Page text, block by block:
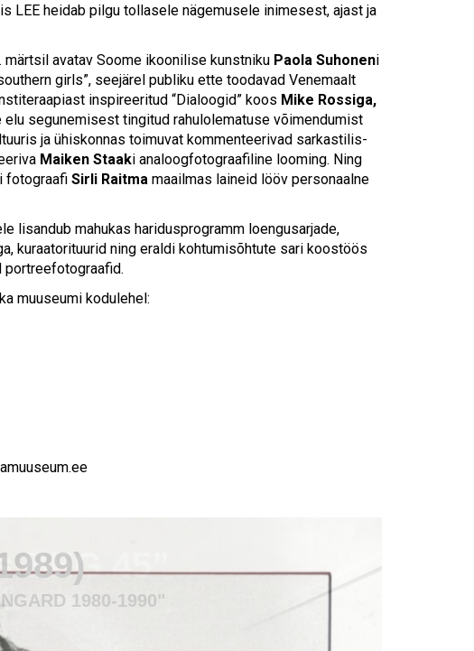
swipe
LEE heidab pilgu tollasele nägemusele inimesest, ajast ja
avatav Soome ikoonilise kunstniku Paola Suhoneni
girls”, seejärel publiku ette toodavad Venemaalt
inspireeritud “Dialoogid” koos Mike Rossiga,
elu segunemisest tingitud rahulolematuse võimendumist
ja ühiskonnas toimuvat kommenteerivad sarkastilis-
Maiken Staaki analoogfotograafiline looming. Ning
fotograafi Sirli Raitma maailmas laineid lööv personaalne
lisandub mahukas haridusprogramm loengusarjade,
kuraatorituurid ning eraldi kohtumisõhtute sari koostöös
portreefotograafid.
muuseumi kodulehel:
BEG 45”